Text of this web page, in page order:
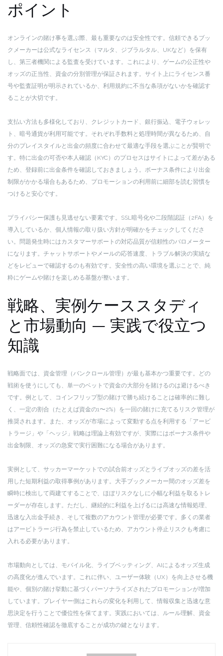
ポイント
オンラインの賭け事を選ぶ際、最も重要なのは安全性です。信頼できるブッ
クメーカーは公式なライセンス（マルタ、ジブラルタル、UKなど）を保有
し、第三者機関による監査を受けています。これにより、ゲームの公正性や
オッズの正当性、資金の分別管理が保証されます。サイト上にライセンス番
号や監査証明が明示されているか、利用規約に不当な条項がないかを確認す
ることが大切です。
支払い方法も多様化しており、クレジットカード、銀行振込、電子ウォレッ
ト、暗号通貨が利用可能です。それぞれ手数料と処理時間が異なるため、自
分のプレイスタイルと出金の頻度に合わせて最適な手段を選ぶことが賢明で
す。特に出金の可否や本人確認（KYC）のプロセスはサイトによって差がある
ため、登録前に出金条件を確認しておきましょう。ボーナス条件により出金
制限がかかる場合もあるため、プロモーションの利用前に細部を読む習慣を
つけると安心です。
プライバシー保護も見逃せない要素です。SSL暗号化や二段階認証（2FA）を
導入しているか、個人情報の取り扱い方針が明確かをチェックしてくださ
い。問題発生時にはカスタマーサポートの対応品質が信頼性のバロメーター
になります。チャットサポートやメールの応答速度、トラブル解決の実績な
どをレビューで確認するのも有効です。安全性の高い環境を選ぶことで、純
粋にゲームや賭けを楽しめる基盤が整います。
戦略、実例ケーススタディ
と市場動向 — 実践で役立つ
知識
戦略面では、資金管理（バンクロール管理）が最も基本かつ重要です。どの
戦術を使うにしても、単一のベットで資金の大部分を賭けるのは避けるべき
です。例として、コインフリップ型の賭けで勝ち続けることは確率的に難し
く、一定の割合（たとえば資金の1〜2%）を一回の賭けに充てるリスク管理が
推奨されます。また、オッズが市場によって変動する点を利用する「アービ
トラージ」や「ヘッジ」戦略は理論上有効ですが、実際にはボーナス条件や
出金制限、オッズの急変で実行困難になる場合があります。
実例として、サッカーマーケットでの試合前オッズとライブオッズの差を活
用した短期利益の取得事例があります。大手ブックメーカー間のオッズ差を
瞬時に検出して両建てすることで、ほぼリスクなしに小幅な利益を取るトレ
ーダーが存在します。ただし、継続的に利益を上げるには高速な情報処理、
迅速な入出金手続き、そして複数のアカウント管理が必要です。多くの業者
はアービトラージ行為を禁止しているため、アカウント停止リスクも考慮に
入れる必要があります。
市場動向としては、モバイル化、ライブベッティング、AIによるオッズ生成
の高度化が進んでいます。これに伴い、ユーザー体験（UX）を向上させる機
能や、個別の賭け挙動に基づくパーソナライズされたプロモーションが増加
しています。プレイヤー側はこれらの変化を利用して、情報収集と迅速な意
思決定を行うことで優位性を保てます。実践においては、ルール理解、資金
管理、信頼性確認を徹底することが成功の鍵となります。